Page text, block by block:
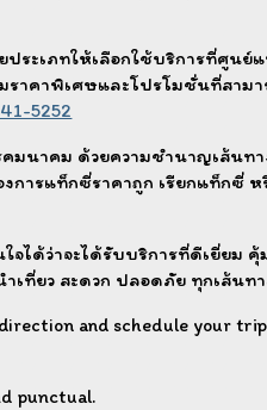
ระเภทให้เลือกใช้บริการที่ศูนย์
าคาพิเศษและโปรโมชั่นที่สาม
5252
มนาคม ด้วยความชำนาญเส้นท
การแท็กซี่ราคาถูก เรียกแท็กซี่
ได้ว่าจะได้รับบริการที่ดีเยี่ยม
ที่ยว สะดวก ปลอดภัย ทุกเส้นทา
and schedule your
punctual.